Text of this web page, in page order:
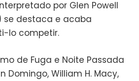
por Glen Powell
se destaca e acaba
lo competir.
de Fuga e Noite Passada
Domingo, William H. Macy,